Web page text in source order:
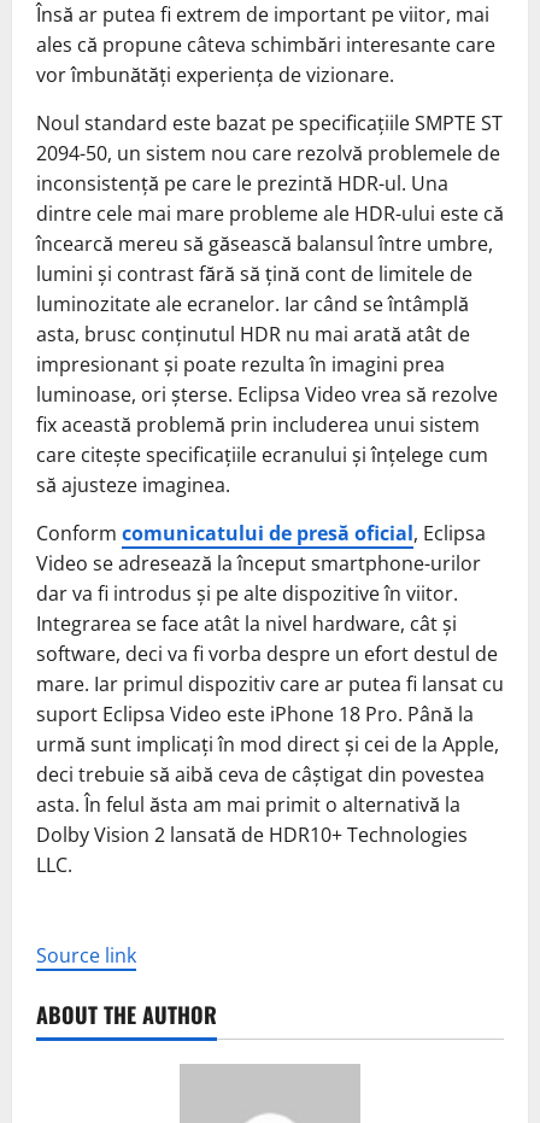
Însă ar putea fi extrem de important pe viitor, mai
ales că propune câteva schimbări interesante care
vor îmbunătăți experiența de vizionare.
Noul standard este bazat pe specificațiile SMPTE ST
2094-50, un sistem nou care rezolvă problemele de
inconsistență pe care le prezintă HDR-ul. Una
dintre cele mai mare probleme ale HDR-ului este că
încearcă mereu să găsească balansul între umbre,
lumini și contrast fără să țină cont de limitele de
luminozitate ale ecranelor. Iar când se întâmplă
asta, brusc conținutul HDR nu mai arată atât de
impresionant și poate rezulta în imagini prea
luminoase, ori șterse. Eclipsa Video vrea să rezolve
fix această problemă prin includerea unui sistem
care citește specificațiile ecranului și înțelege cum
să ajusteze imaginea.
Conform comunicatului de presă oficial, Eclipsa
Video se adresează la început smartphone-urilor
dar va fi introdus și pe alte dispozitive în viitor.
Integrarea se face atât la nivel hardware, cât și
software, deci va fi vorba despre un efort destul de
mare. Iar primul dispozitiv care ar putea fi lansat cu
suport Eclipsa Video este iPhone 18 Pro. Până la
urmă sunt implicați în mod direct și cei de la Apple,
deci trebuie să aibă ceva de câștigat din povestea
asta. În felul ăsta am mai primit o alternativă la
Dolby Vision 2 lansată de HDR10+ Technologies
LLC.
Source link
ABOUT THE AUTHOR